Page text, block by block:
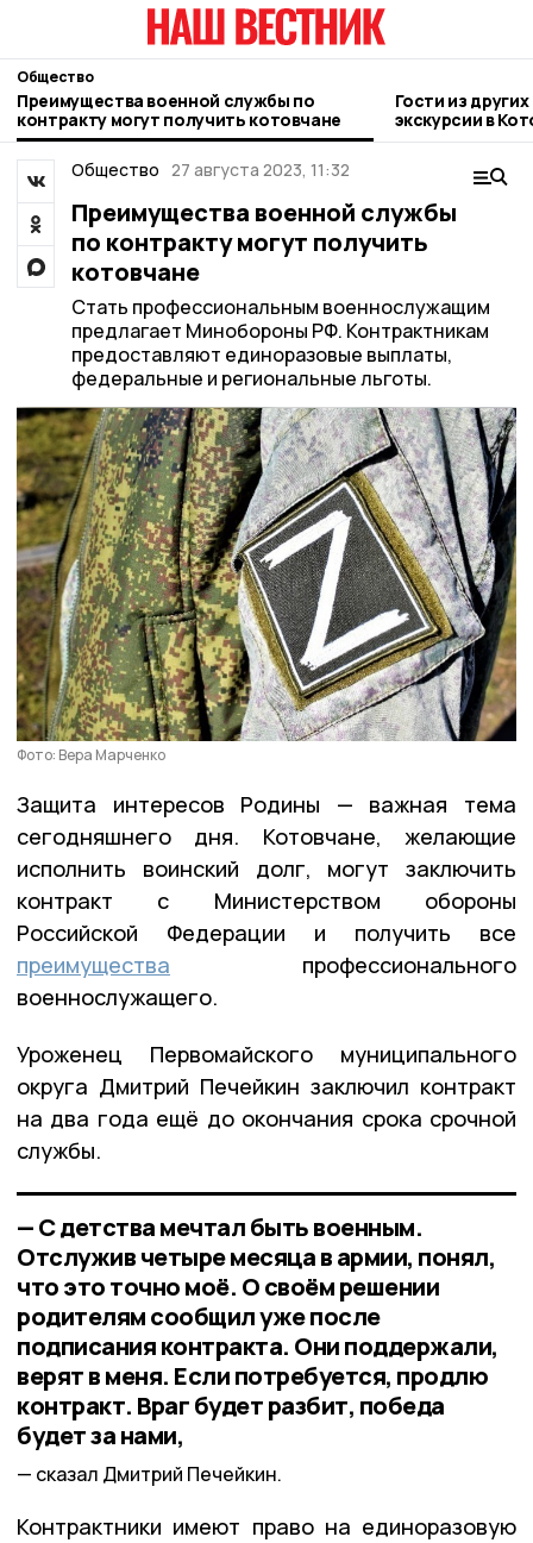
Общество
Преимущества военной службы по
контракту могут получить котовчане
Гости из
экскурсии в
Общество 27 августа 2023, 11:32
Преимущества военной службы
по контракту могут получить
котовчане
Стать профессиональным военнослужащим
предлагает Минобороны РФ. Контрактникам
предоставляют единоразовые выплаты,
федеральные и региональные льготы.
Фото: Вера Марченко
Защита интересов Родины — важная тема
сегодняшнего дня. Котовчане, желающие
исполнить воинский долг, могут заключить
контракт с Министерством обороны
Российской Федерации и получить все
преимущества профессионального
военнослужащего.
Уроженец Первомайского муниципального
округа Дмитрий Печейкин заключил контракт
на два года ещё до окончания срока срочной
службы.
— С детства мечтал быть военным.
Отслужив четыре месяца в армии, понял,
что это точно моё. О своём решении
родителям сообщил уже после
подписания контракта. Они поддержали,
верят в меня. Если потребуется, продлю
контракт. Враг будет разбит, победа
будет за нами,
сказал Дмитрий Печейкин.
Контрактники имеют право на единоразовую